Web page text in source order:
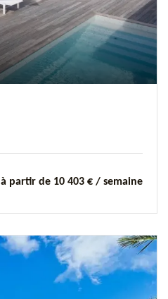
à partir de 10 403 € / semaine